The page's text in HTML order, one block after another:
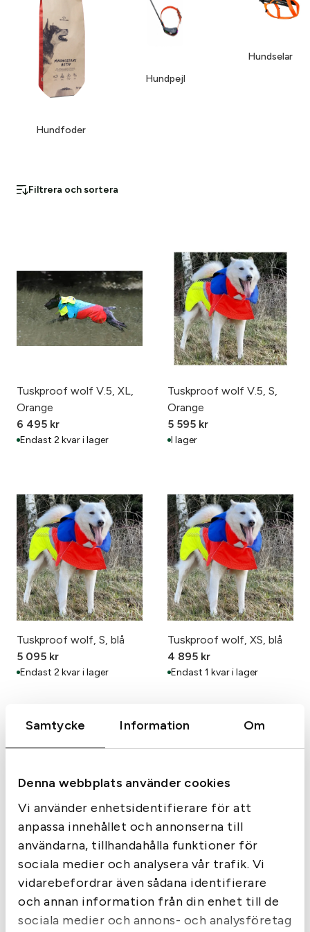
Samtycke Information Om
Denna webbplats använder cookies
Vi använder enhetsidentifierare för att
anpassa innehållet och annonserna till
användarna, tillhandahålla funktioner för
sociala medier och analysera vår trafik. Vi
vidarebefordrar även sådana identifierare
och annan information från din enhet till de
sociala medier och annons- och analysföretag
Hundfoder
Hundpejl
Hundselar
Filtrera och sortera
Tuskproof wolf V.5, XL,
Orange
6 495 kr
Endast 2 kvar i lager
Tuskproof wolf V.5, S,
Orange
5 595 kr
I lager
Tuskproof wolf, S, blå
5 095 kr
Endast 2 kvar i lager
Tuskproof wolf, XS, blå
4 895 kr
Endast 1 kvar i lager
Tuskproof Vargstål
795kr
I lager
Tuskproof v.4
Från 4 595kr
I lager